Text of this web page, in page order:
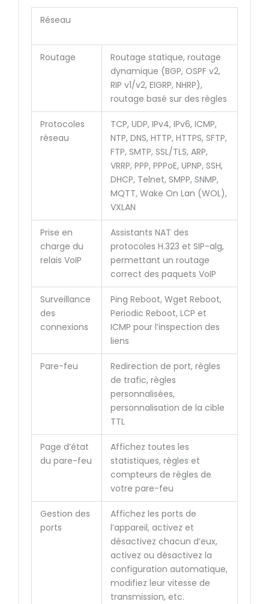
Réseau
Routage
Routage statique, routage
dynamique (BGP, OSPF v2,
RIP v1/v2, EIGRP, NHRP),
routage basé sur des règles
Protocoles
réseau
TCP, UDP, IPv4, IPv6, ICMP,
NTP, DNS, HTTP, HTTPS, SFTP,
FTP, SMTP, SSL/TLS, ARP,
VRRP, PPP, PPPoE, UPNP, SSH,
DHCP, Telnet, SMPP, SNMP,
MQTT, Wake On Lan (WOL),
VXLAN
Prise en
charge du
relais VoIP
Assistants NAT des
protocoles H.323 et SIP-alg,
permettant un routage
correct des paquets VoIP
Surveillance
des
connexions
Ping Reboot, Wget Reboot,
Periodic Reboot, LCP et
ICMP pour l’inspection des
liens
Pare-feu
Redirection de port, règles
de trafic, règles
personnalisées,
personnalisation de la cible
TTL
Page d’état
du pare-feu
Affichez toutes les
statistiques, règles et
compteurs de règles de
votre pare-feu
Gestion des
ports
Affichez les ports de
l’appareil, activez et
désactivez chacun d’eux,
activez ou désactivez la
configuration automatique,
modifiez leur vitesse de
transmission, etc.